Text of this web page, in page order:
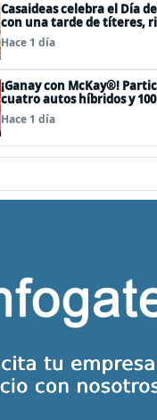
Casaideas celebra el Día
con una tarde de títeres,
sorpresas en el Mall Plaza
Hace 1 día
¡Ganay con McKay®!
cuatro autos híbridos y 100
premios de $500.000
Hace 1 día